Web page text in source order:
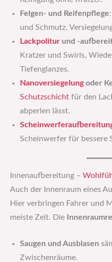
Felgen- und Reifenpflege
und Schmutz,
Lackpolitur und -
Kratzer und Swirls,
Tiefenglanzes.
Nanoversiegelungoder
Schutzschicht für den
abperlen lässt.
Scheinwerfer für bessere
Innenaufbereitung –
Auch der Innenraum eines
Hier verbringen Fahrer und
meiste Zeit. Die
Saugen und Ausblasen
Zwischenräume.